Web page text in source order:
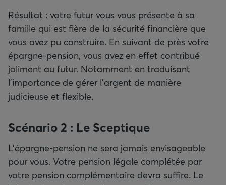
Résultat : votre futur vous vous présente à sa
famille qui est fière de la sécurité financière que
vous avez pu construire. En suivant de près votre
épargne-pension, vous avez en effet contribué
joliment au futur. Notamment en traduisant
l’importance de gérer l’argent de manière
judicieuse et flexible.
Scénario 2 : Le Sceptique
L’épargne-pension ne sera jamais envisageable
pour vous. Votre pension légale complétée par
votre pension complémentaire devra suffire. Le